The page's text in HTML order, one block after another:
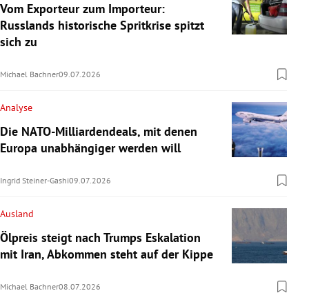
Vom Exporteur zum Importeur:
Russlands historische Spritkrise spitzt
sich zu
Michael Bachner09.07.2026
Analyse
Die NATO-Milliardendeals, mit denen
Europa unabhängiger werden will
Ingrid Steiner-Gashi09.07.2026
Ausland
Ölpreis steigt nach Trumps Eskalation
mit Iran, Abkommen steht auf der Kippe
Michael Bachner08.07.2026